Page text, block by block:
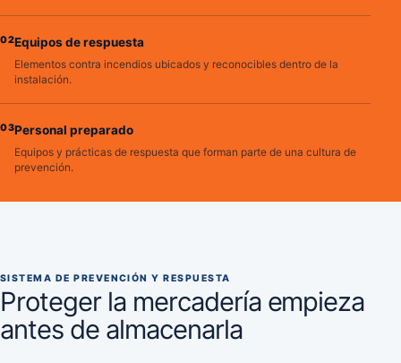
02Equipos de respuesta
Elementos contra incendios ubicados y reconocibles dentro de la
instalación.
03Personal preparado
Equipos y prácticas de respuesta que forman parte de una cultura de
prevención.
SISTEMA DE PREVENCIÓN Y RESPUESTA
Proteger la mercadería empieza
antes de almacenarla